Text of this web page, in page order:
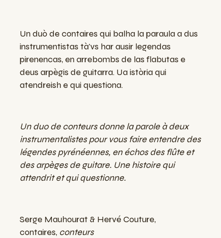
Un duò de contaires qui balha la paraula a dus
instrumentistas tà'vs har ausir legendas
pirenencas, en arrebombs de las flabutas e
deus arpègis de guitarra. Ua istòria qui
atendreish e qui questiona.
Un duo de conteurs donne la parole à deux
instrumentalistes pour vous faire entendre des
légendes pyrénéennes, en échos des flûte et
des arpèges de guitare. Une histoire qui
attendrit et qui questionne.
Serge Mauhourat & Hervé Couture,
contaires, conteurs